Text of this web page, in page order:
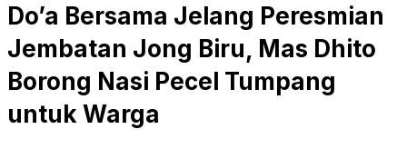
Do’a Bersama Jelang Peresmian
Jembatan Jong Biru, Mas Dhito
Borong Nasi Pecel Tumpang
untuk Warga